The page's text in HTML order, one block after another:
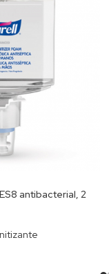
antibacterial, 2